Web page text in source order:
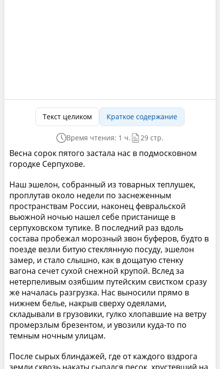
Текст целиком Краткое содержание
Время чтения: 1 ч. 29 стр.
Весна сорок пятого застала нас в подмосковном
городке Серпухове.
Наш эшелон, собранный из товарных теплушек,
проплутав около недели по заснеженным
пространствам России, наконец февральской
вьюжной ночью нашел себе пристанище в
серпуховском тупике. В последний раз вдоль
состава пробежал морозный звон буферов, будто в
поезде везли битую стеклянную посуду, эшелон
замер, и стало слышно, как в дощатую стенку
вагона сечет сухой снежной крупой. Вслед за
нетерпеливым озябшим путейским свистком сразу
же началась разгрузка. Нас выносили прямо в
нижнем белье, накрыв сверху одеялами,
складывали в грузовики, гулко хлопавшие на ветру
промерзлым брезентом, и увозили куда-то по
темным ночным улицам.
После сырых блиндажей, где от каждого вздрога